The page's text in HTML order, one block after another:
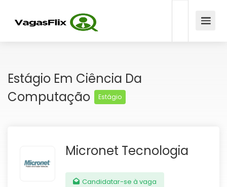
Estágio Em Ciência Da
Computação
Estágio
Micronet Tecnologia
Candidatar-se à vaga